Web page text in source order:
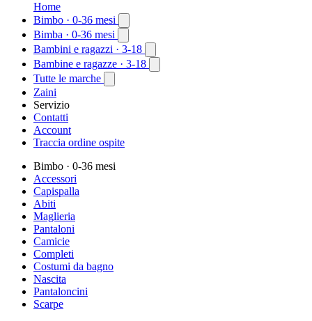
Home
Bimbo · 0-36 mesi
Bimba · 0-36 mesi
Bambini e ragazzi · 3-18
Bambine e ragazze · 3-18
Tutte le marche
Zaini
Servizio
Contatti
Account
Traccia ordine ospite
Bimbo · 0-36 mesi
Accessori
Capispalla
Abiti
Maglieria
Pantaloni
Camicie
Completi
Costumi da bagno
Nascita
Pantaloncini
Scarpe